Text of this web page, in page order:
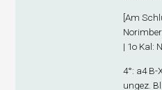
[Am
| 1o Kal:
4°: a4B-
ungez. Bl.